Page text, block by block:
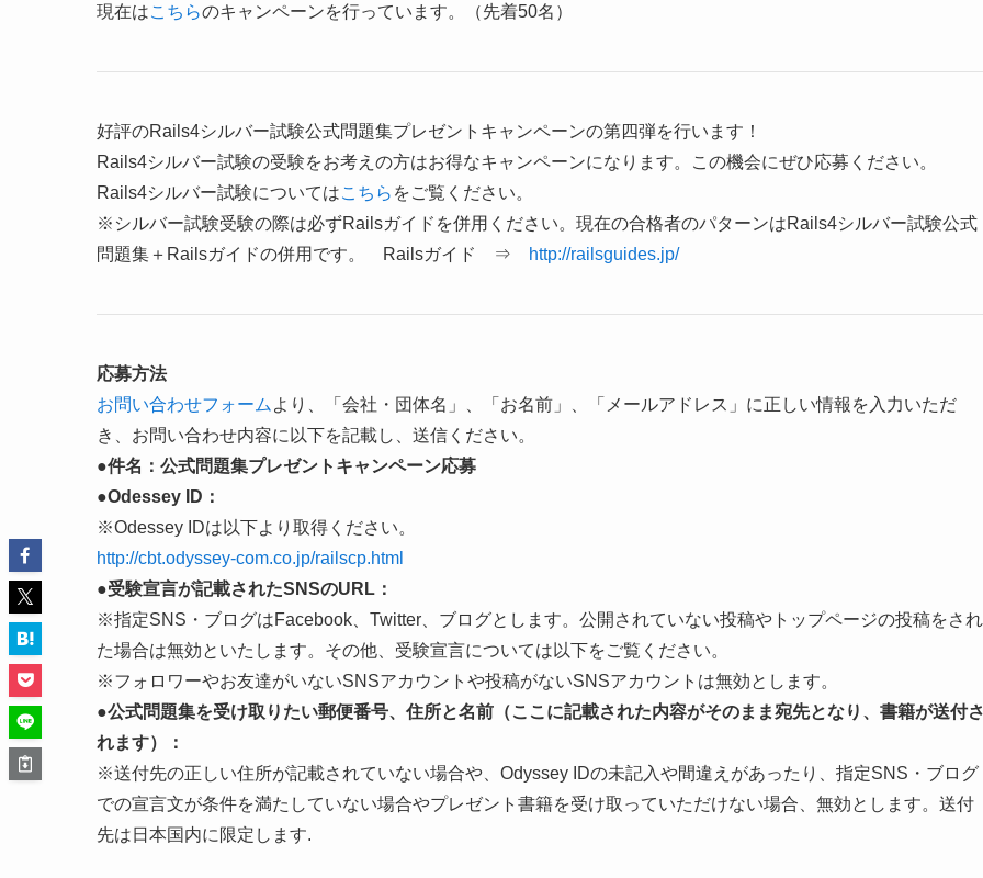
現在はこちらのキャンペーンを行っています。（先着50名）
好評のRails4シルバー試験公式問題集プレゼントキャンペーンの第四弾を行います！
Rails4シルバー試験の受験をお考えの方はお得なキャンペーンになります。この機会にぜひ応募ください。
Rails4シルバー試験についてはこちら をご覧ください。
※シルバー試験受験の際は必ずRailsガイドを併用ください。現在の合格者のパターンはRails4シルバー試験公式
問題集＋Railsガイドの併用です。 Railsガイド ⇒
http://railsguides.jp/
応募方法
お問い合わせフォーム より、「会社・団体名」、「お名前」、「メールアドレス」に正しい情報を入力いただ
き、お問い合わせ内容に以下を記載し、送信ください。
●件名：公式問題集プレゼントキャンペーン応募
●Odessey ID：
※Odessey IDは以下より取得ください。
http://cbt.odyssey-com.co.jp/railscp.html
●受験宣言が記載されたSNSのURL：
※指定SNS・ブログはFacebook、Twitter、ブログとします。公開されていない投稿やトップページの投稿をされ
た場合は無効といたします。その他、受験宣言については以下をご覧ください。
※フォロワーやお友達がいないSNSアカウントや投稿がないSNSアカウントは無効とします。
●公式問題集を受け取りたい郵便番号、住所と名前（ここに記載された内容がそのまま宛先となり、書籍が送付
れます）：
※送付先の正しい住所が記載されていない場合や、Odyssey IDの未記入や間違えがあったり、指定SNS・ブログ
での宣言文が条件を満たしていない場合やプレゼント書籍を受け取っていただけない場合、無効とします。送付
先は日本国内に限定します.